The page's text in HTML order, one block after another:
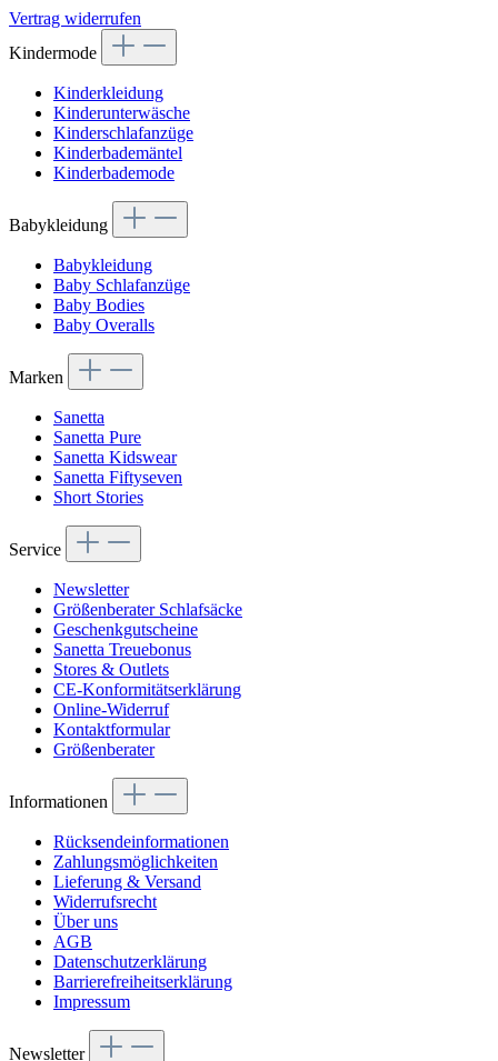
Vertrag widerrufen
Kindermode
Kinderkleidung
Kinderunterwäsche
Kinderschlafanzüge
Kinderbademäntel
Kinderbademode
Babykleidung
Babykleidung
Baby Schlafanzüge
Baby Bodies
Baby Overalls
Marken
Sanetta
Sanetta Pure
Sanetta Kidswear
Sanetta Fiftyseven
Short Stories
Service
Newsletter
Größenberater Schlafsäcke
Geschenkgutscheine
Sanetta Treuebonus
Stores & Outlets
CE-Konformitätserklärung
Online-Widerruf
Kontaktformular
Größenberater
Informationen
Rücksendeinformationen
Zahlungsmöglichkeiten
Lieferung & Versand
Widerrufsrecht
Über uns
AGB
Datenschutzerklärung
Barrierefreiheitserklärung
Impressum
Newsletter